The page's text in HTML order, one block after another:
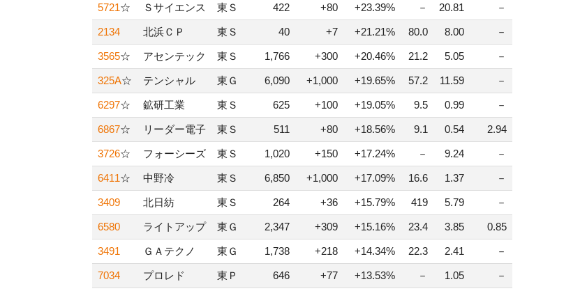
5721☆ Ｓサイエンス 東Ｓ 422 +80 +23.39% － 20.81 －
2134 北浜ＣＰ 東Ｓ 40 +7 +21.21% 80.0 8.00 －
3565☆ アセンテック 東Ｓ 1,766 +300 +20.46% 21.2 5.05 －
325A☆ テンシャル 東Ｇ 6,090 +1,000 +19.65% 57.2 11.59 －
6297☆ 鉱研工業 東Ｓ 625 +100 +19.05% 9.5 0.99 －
6867☆ リーダー電子 東Ｓ 511 +80 +18.56% 9.1 0.54 2.94
3726☆ フォーシーズ 東Ｓ 1,020 +150 +17.24% － 9.24 －
6411☆ 中野冷 東Ｓ 6,850 +1,000 +17.09% 16.6 1.37 －
3409 北日紡 東Ｓ 264 +36 +15.79% 419 5.79 －
6580 ライトアップ 東Ｇ 2,347 +309 +15.16% 23.4 3.85 0.85
3491 ＧＡテクノ 東Ｇ 1,738 +218 +14.34% 22.3 2.41 －
7034 プロレド 東Ｐ 646 +77 +13.53% － 1.05 －